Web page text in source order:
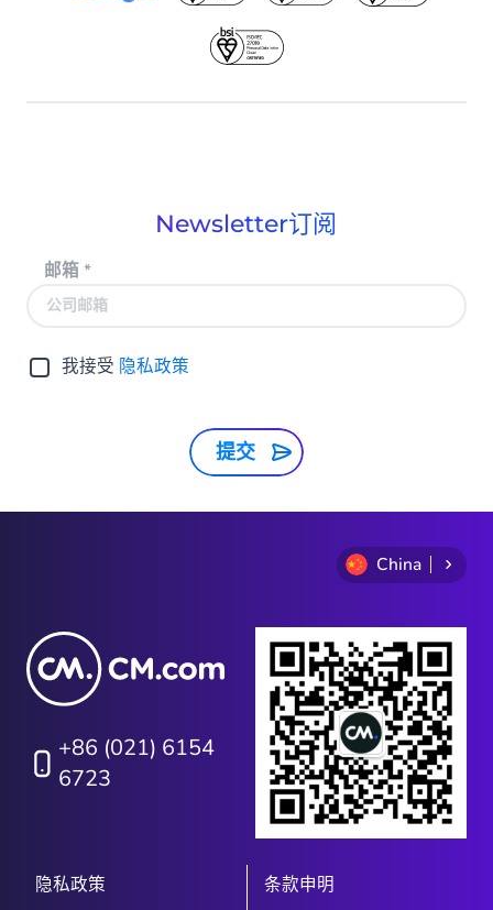
Newsletter订阅
邮箱*
我接受 隐私政策
提交
China
+86 (021) 6154
6723
隐私政策 条款申明